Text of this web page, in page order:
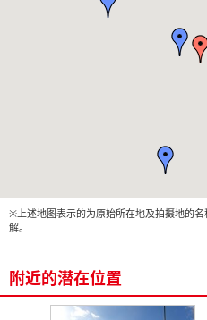
※上述地图表示的为原始所在地及拍摄地的
解。
附近的潜在位置